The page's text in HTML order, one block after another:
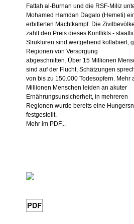
Fattah al-Burhan und die RSF-Miliz
Mohamed Hamdan Dagalo (Hemeti)
erbitterten Machtkampf. Die
zahlt den Preis dieses Konflikts -
Strukturen sind weitgehend kollabiert,
Regionen von Versorgung
abgeschnitten. Über 15 Millionen
sind auf der Flucht, Schätzungen
von bis zu 150.000 Todesopfern. Mehr
Millionen Menschen leiden an akuter
Ernährungsunsicherheit, in mehreren
Regionen wurde bereits eine
festgestellt.
Mehr im PDF...